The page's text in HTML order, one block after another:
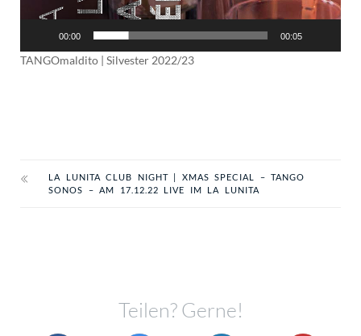
00:00 00:05
TANGOmaldito | Silvester 2022/23
LA LUNITA CLUB NIGHT | XMAS SPECIAL – TANGO
SONOS – AM 17.12.22 LIVE IM LA LUNITA
Teilen? Gerne!